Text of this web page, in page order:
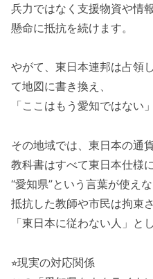
兵力ではなく支援物資や情
懸命に抵抗を続けます。
やがて、東日本連邦は占領
て地図に書き換え、
「ここはもう愛知ではない
その地域では、東日本の通
教科書はすべて東日本仕様
“愛知県”という言葉が使えな
抵抗した教師や市民は拘束さ
「東日本に従わない人」と
⭐︎現実の対応関係